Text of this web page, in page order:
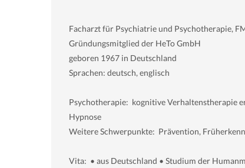
Facharzt für Psychiatrie und Psychotherapie,
Gründungsmitglied der HeTo GmbH
geboren 1967 in Deutschland
Sprachen: deutsch, englisch
Psychotherapie: kognitive Verhaltenstherapie
Hypnose
WeitereSchwerpunkte: Prävention,
Vita: • aus Deutschland • Studium der